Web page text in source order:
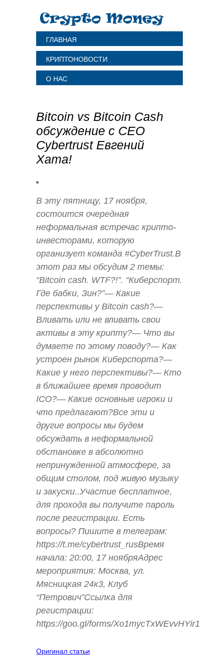
ГЛАВНАЯ
КРИПТОНОВОСТИ
О НАС
Bitcoin vs Bitcoin Cash
обсуждение с CEO
Cybertrust Евгений
Хата!
В эту пятницу, 17 ноября,
состоится очередная
неформальная встречас крипто-
инвесторами, которую
организует команда #CyberTrust.В
этот раз мы обсудим 2 темы:
“Bitcoin cash. WTF?!”. “Киберспорт.
Где бабки, Зин?”— Какие
перспективы у Bitcoin cash?—
Вливать или не вливать свои
активы в эту крипту?— Что вы
думаете по этому поводу?— Как
устроен рынок Киберспорта?—
Какие у него перспективы?— Кто
в ближайшее время проводит
ICO?— Какие основные игроки и
что предлагают?Все эти и
другие вопросы мы будем
обсуждать в неформальной
обстановке в абсолютно
непринужденной атмосфере, за
общим столом, под живую музыку
и закуски..Участие бесплатное,
для прохода вы получите пароль
после регистрации. Есть
вопросы? Пишите в телеграм:
https://t.me/cybertrust_rusВремя
начала: 20:00, 17 ноябряАдрес
мероприятия: Москва, ул.
Мясницкая 24к3, Клуб
“Петрович”Ссылка для
регистрации:
https://goo.gl/forms/Xo1mycTxWEvvHYir1
Оригинал статьи